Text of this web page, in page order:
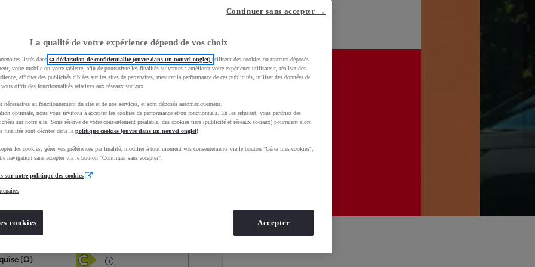
Services Concession
Occasions
(O)
La qualité de votre expérience dépend de vos choix
listés dans sa déclaration de confidentialité (ouvre dans un nouvel onglet) utilisent des cookies ou traceurs déposés
votre mobile ou votre tablette, afin de poursuivre les finalités suivantes : améliorer votre expérience utilisateur, réaliser des
afficher des publicités ciblées sur les sites de partenaires, mesurer la performance de ces publicités, utiliser des données de
offrir des fonctionnalités relatives aux réseaux sociaux.
nécessaires au fonctionnement du site et de nos services, et sont déposés automatiquement.
optimale, nous vous invitons à accepter les cookies de performance et/ou fonctionnels. En les refusant, vous perdriez des
sur notre site. Sous réserve de votre consentement préalable, des cookies tiers (publicité et réseaux sociaux) pourraient alors
finalités sont décrites dans la politique cookies (ouvre dans un nouvel onglet)
les cookies, gérer vos préférences par finalité, modifier à tout moment vos consentements via le bouton "Gérer mes cookies",
navigation sans accepter via le bouton "Continuer sans accepter".
sur notre politique des cookies
cookies
Continuer sans accepter →
Accepter